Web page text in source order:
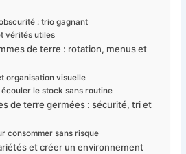
: trio gagnant
vérités utiles
de terre : rotation, menus et
organisation visuelle
le stock sans routine
de terre germées : sécurité, tri et
consommer sans risque
et créer un environnement